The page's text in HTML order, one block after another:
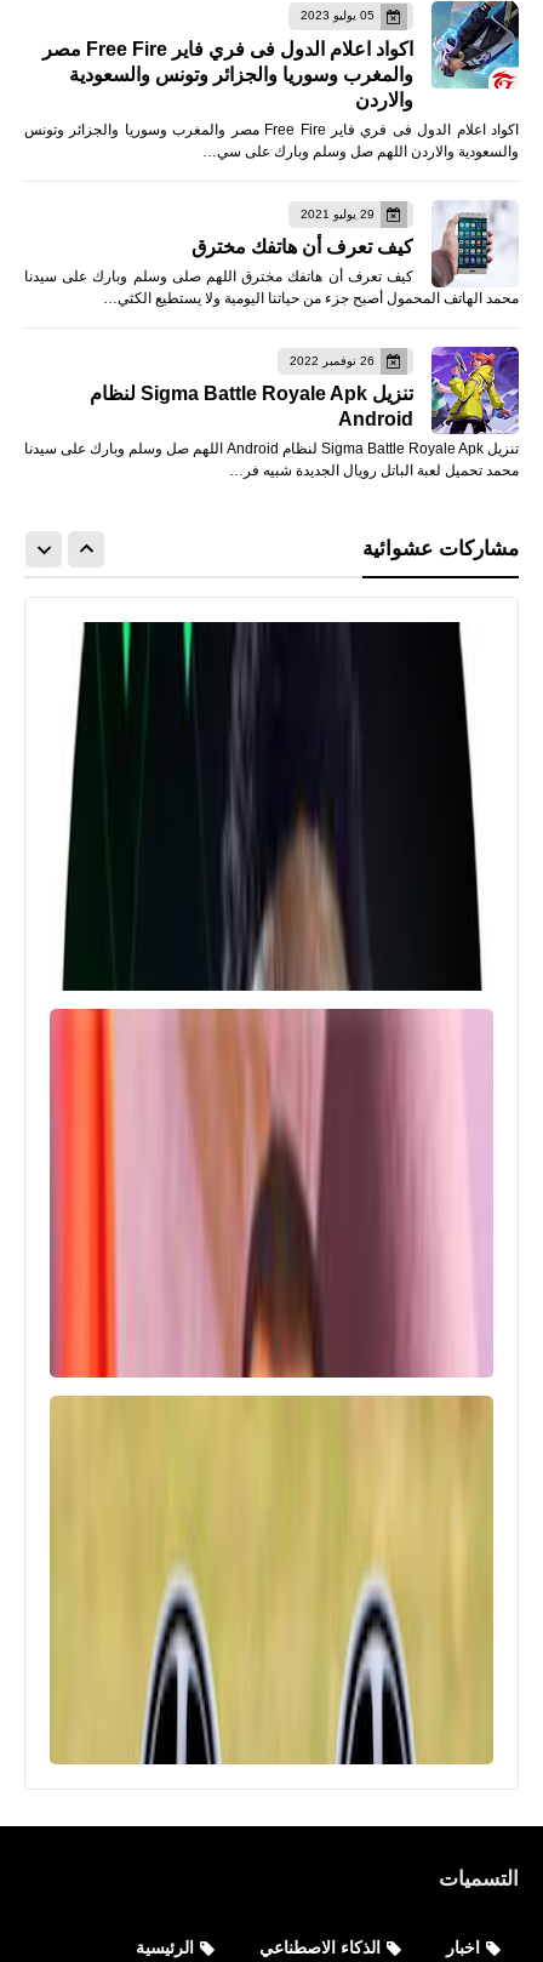
05 يوليو 2023
اكواد اعلام الدول فى فري فاير Free Fire مصر
والمغرب وسوريا والجزائر وتونس والسعودية
والاردن
اكواد اعلام الدول فى فري فاير Free Fire مصر والمغرب وسوريا والجزائر وتونس
والسعودية والاردن اللهم صل وسلم وبارك على سي…
29 يوليو 2021
كيف تعرف أن هاتفك مخترق
كيف تعرف أن هاتفك مخترق اللهم صلى وسلم وبارك على سيدنا
محمد الهاتف المحمول أصبح جزء من حياتنا اليومية ولا يستطيع الكثي…
26 نوفمبر 2022
تنزيل Sigma Battle Royale Apk لنظام
Android
تنزيل Sigma Battle Royale Apk لنظام Android اللهم صل وسلم وبارك على سيدنا
محمد تحميل لعبة الباتل رويال الجديدة شبيه فر…
مشاركات عشوائية
التسميات
اخبار الذكاء الاصطناعي الرئيسية